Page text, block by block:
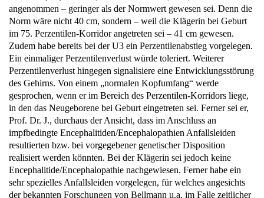
Norm wäre nicht 40 cm, sondern – weil die Klägerin bei Geburt
im 75. Perzentilen-Korridor angetreten sei – 41 cm gewesen.
Zudem habe bereits bei der U3 ein Perzentilenabstieg vorgelegen.
Ein einmaliger Perzentilenverlust würde toleriert. Weiterer
Perzentilenverlust hingegen signalisiere eine Entwicklungsstörung
des Gehirns. Von einem „normalen Kopfumfang“ werde
gesprochen, wenn er im Bereich des Perzentilen-Korridors liege,
in den das Neugeborene bei Geburt eingetreten sei. Ferner sei er,
Prof. Dr. J., durchaus der Ansicht, dass im Anschluss an
impfbedingte Encephalitiden/Encephalopathien Anfallsleiden
resultierten bzw. bei vorgegebener genetischer Disposition
realisiert werden könnten. Bei der Klägerin sei jedoch keine
Encephalitide/Encephalopathie nachgewiesen. Ferner habe ein
sehr spezielles Anfallsleiden vorgelegen, für welches angesichts
der bekannten Forschungen von Bellmann u.a. im Falle zeitlicher
Syntropie mit Impfung allenfalls eine gelegenheitsursächliche